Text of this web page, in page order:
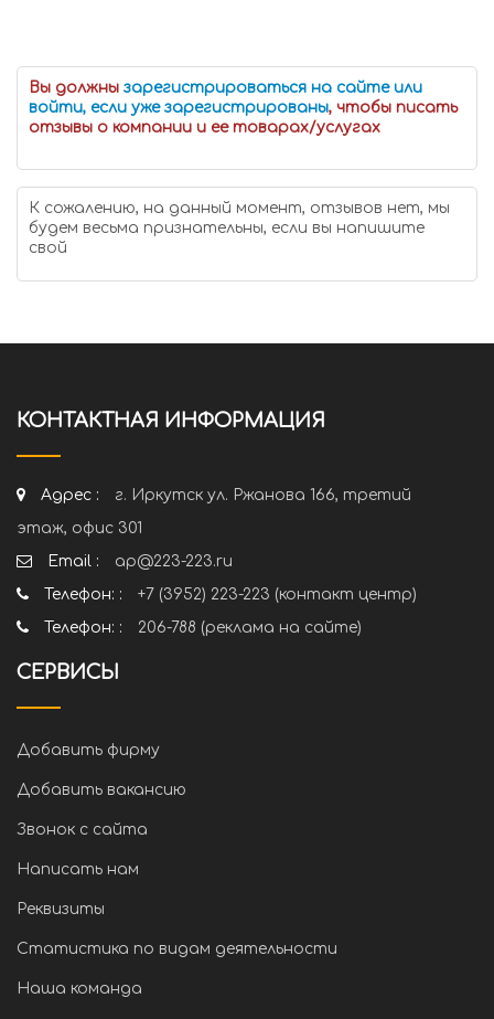
Вы должны зарегистрироваться на сайте или
войти, если уже зарегистрированы, чтобы писать
отзывы о компании и ее товарах/услугах
К сожалению, на данный момент, отзывов нет, мы
будем весьма признательны, если вы напишите
свой
КОНТАКТНАЯ ИНФОРМАЦИЯ
Адрес :
г. Иркутск ул. Ржанова 166, третий
этаж, офис 301
Email :
ap@223-223.ru
Телефон: :
+7 (3952) 223-223 (контакт центр)
Телефон: :
206-788 (реклама на сайте)
СЕРВИСЫ
Добавить фирму
Добавить вакансию
Звонок с сайта
Написать нам
Реквизиты
Статистика по видам деятельности
Наша команда